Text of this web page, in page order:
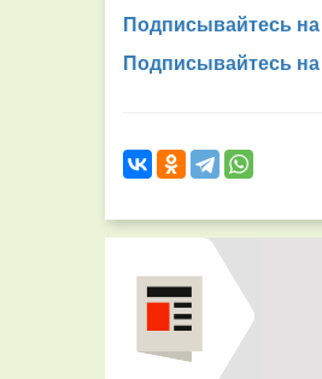
Подписывайтесь
Подписывайтесь